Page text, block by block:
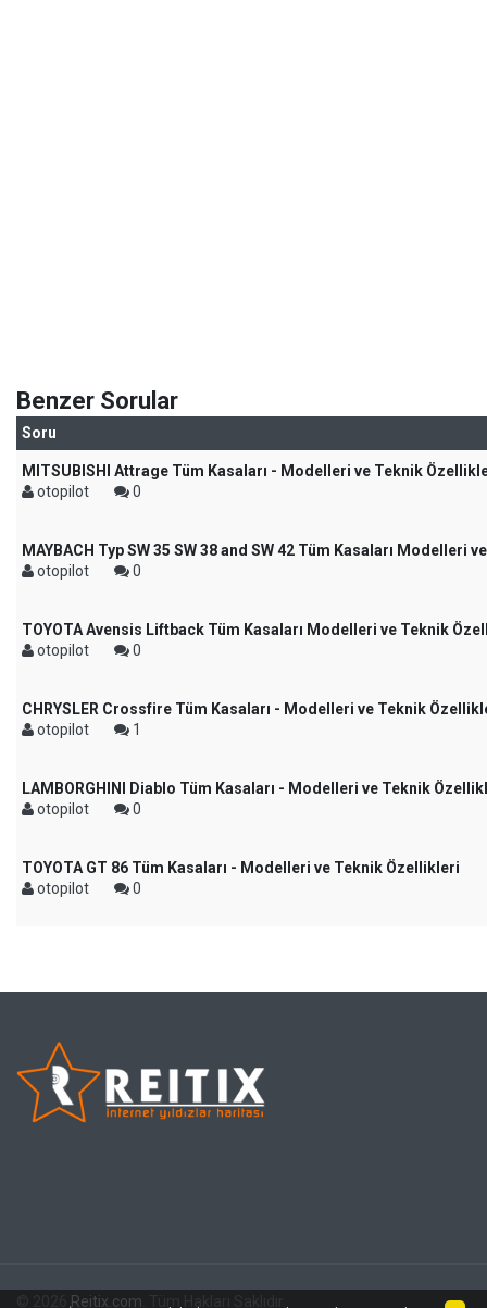
Benzer Sorular
Soru
MITSUBISHI Attrage Tüm Kasaları - Modelleri ve Teknik
otopilot
0
MAYBACH Typ SW 35 SW 38 and SW 42 Tüm Kasaları Modelleri
otopilot
0
TOYOTA Avensis Liftback Tüm Kasaları Modelleri ve Teknik
otopilot
0
CHRYSLER Crossfire Tüm Kasaları - Modelleri ve Teknik
otopilot
1
LAMBORGHINI Diablo Tüm Kasaları - Modelleri ve Teknik
otopilot
0
TOYOTA GT 86 Tüm Kasaları - Modelleri ve Teknik Özellikleri
otopilot
0
Reitix.com